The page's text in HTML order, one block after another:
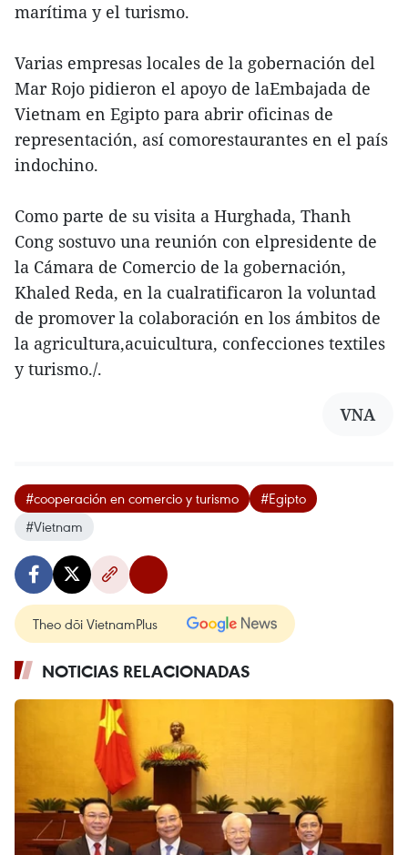
marítima y el turismo.
Varias empresas locales de la gobernación del
Mar Rojo pidieron el apoyo de laEmbajada de
Vietnam en Egipto para abrir oficinas de
representación, así comorestaurantes en el país
indochino.
Como parte de su visita a Hurghada, Thanh
Cong sostuvo una reunión con elpresidente de
la Cámara de Comercio de la gobernación,
Khaled Reda, en la cualratificaron la voluntad
de promover la colaboración en los ámbitos de
la agricultura,acuicultura, confecciones textiles
y turismo./.
VNA
#cooperación en comercio y turismo
#Egipto
#Vietnam
Theo dõi VietnamPlus
NOTICIAS RELACIONADAS